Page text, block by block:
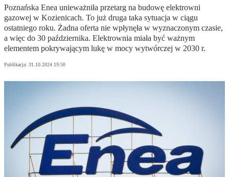
Poznańska Enea unieważniła przetarg na budowę elektrowni
gazowej w Kozienicach. To już druga taka sytuacja w ciągu
ostatniego roku. Żadna oferta nie wpłynęła w wyznaczonym czasie,
a więc do 30 października. Elektrownia miała być ważnym
elementem pokrywającym lukę w mocy wytwórczej w 2030 r.
Publikacja: 31.10.2024 19:50